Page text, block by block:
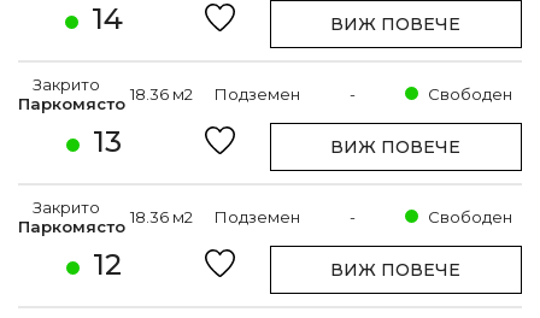
14 ВИЖ ПОВЕЧЕ
13
Закрито
Паркомясто 18.36 м2 Подземен - Свободен
ВИЖ ПОВЕЧЕ
12
Закрито
Паркомясто 18.36 м2 Подземен - Свободен
ВИЖ ПОВЕЧЕ